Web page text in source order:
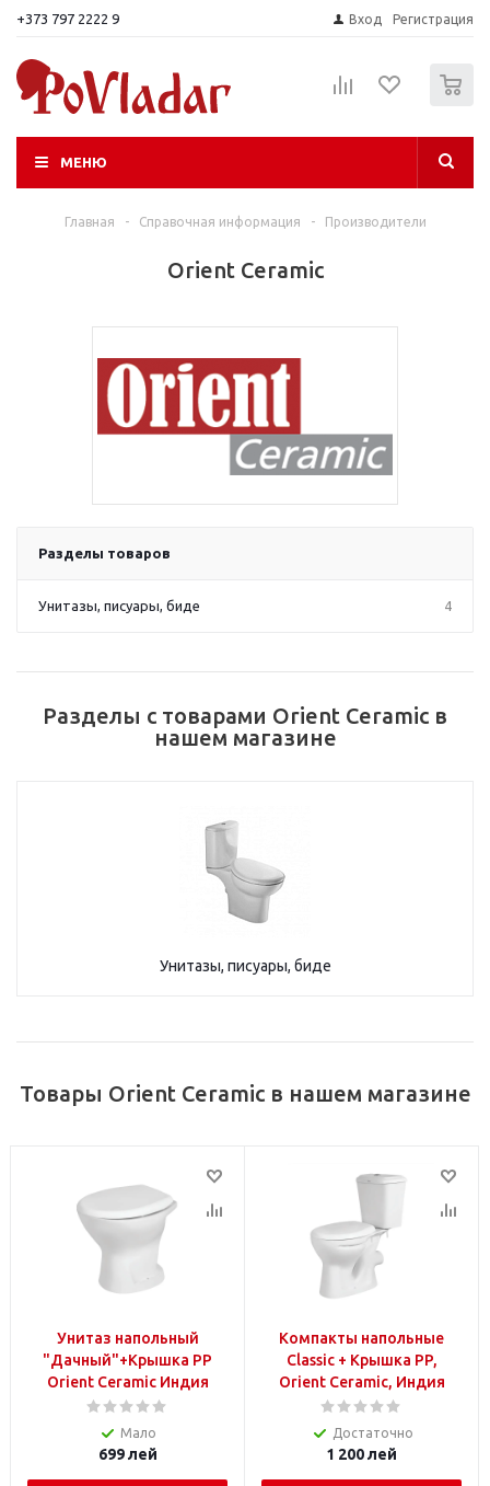
+373 797 2222 9 Вход Регистрация
МЕНЮ
Главная - Справочная информация - Производители
Orient Ceramic
Разделы товаров
Унитазы, писуары, биде 4
Разделы с товарами Orient Ceramic в
нашем магазине
Унитазы, писуары, биде
Товары Orient Ceramic в нашем магазине
Унитаз напольный
"Дачный"+Крышка PP
Orient Ceramic Индия
Мало
699лей
Компакты напольные
Classic + Крышка PP,
Orient Ceramic, Индия
Достаточно
1 200лей